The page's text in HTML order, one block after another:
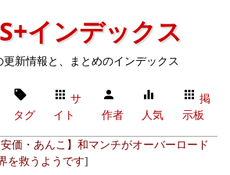
インデックス
新情報と、まとめのインデックス
タグ
サ
イト
作者 人気
掲
示板
安価・あんこ】和マンチがオーバーロード
を救うようです]